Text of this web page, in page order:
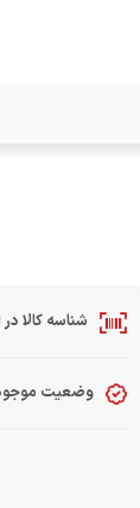
شناسه کالا در
وضعیت